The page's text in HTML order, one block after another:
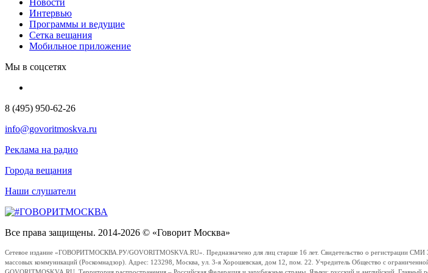
Интервью
Программы и ведущие
Сетка вещания
Мобильное приложение
Мы в соцсетях
8 (495) 950-62-26
info@govoritmoskva.ru
Реклама на радио
Города вещания
Наши слушатели
Все права защищены. 2014-2026 © «Говорит Москва»
Сетевое издание «ГОВОРИТМОСКВА.РУ/GOVORITMOSKVA.RU». Предназначено для лиц старше 16 лет. Свидетельство о регистрации
массовых коммуникаций (Роскомнадзор). Адрес: 123298, Москва, ул. 3-я Хорошевская, дом 12, пом. 22. Учредитель Общество с